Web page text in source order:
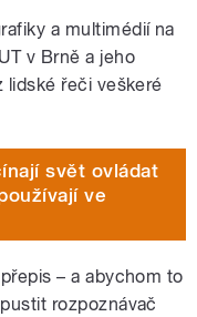
a multimédií na
v Brně a jeho
lidské řeči veškeré
svět ovládat
ve
– a abychom to
rozpoznávač